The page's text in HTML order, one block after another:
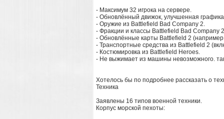
- Максимум 32 игрока на сервере.
- Обновлённый движок, улучшенная
- Оружие из Battlefield Bad Company 2.
- Фракции и классы Battlefield Bad Company
- Обновлённые карты Battlefield 2
- Транспортные средства из Battlefield 2
- Костюмировка из Battlefield Heroes.
- Не выжимает из машины невозможного.
Хотелось бы по подробнее рассказать о
Техника
Заявлены 16 типов военной техники.
Корпус морской пехоты: